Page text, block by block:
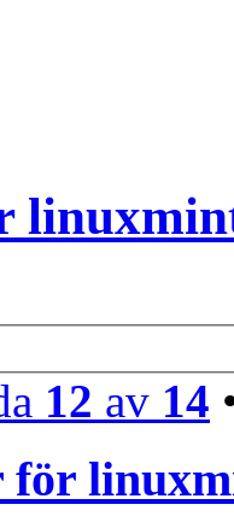
12 av 14
för